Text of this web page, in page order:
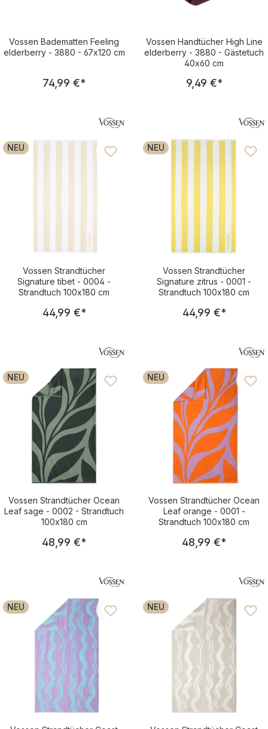
Vossen Badematten Feeling
elderberry - 3880 - 67x120 cm
Regulärer Preis:
74,99 €*
Vossen Handtücher High Line
elderberry - 3880 - Gästetuch
40x60 cm
Regulärer
9,49 €*
NEU
Vossen Strandtücher
Signature tibet - 0004 -
Strandtuch 100x180 cm
Regulärer Preis:
44,99 €*
NEU
Vossen Strandtücher
Signature zitrus - 0001 -
Strandtuch 100x180 cm
Regulärer
44,99 €*
NEU
Vossen Strandtücher Ocean
Leaf sage - 0002 - Strandtuch
100x180 cm
Regulärer Preis:
48,99 €*
NEU
Vossen Strandtücher Ocean
Leaf orange - 0001 -
Strandtuch 100x180 cm
Regulärer
48,99 €*
NEU NEU